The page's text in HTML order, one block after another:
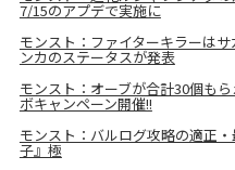
7/15のアプデで実施に
モンスト：ファイターキラーは
ンカのステータスが発表
モンスト：オーブが合計30個も
ボキャンペーン開催!!
モンスト：バルログ攻略の適正
子』極